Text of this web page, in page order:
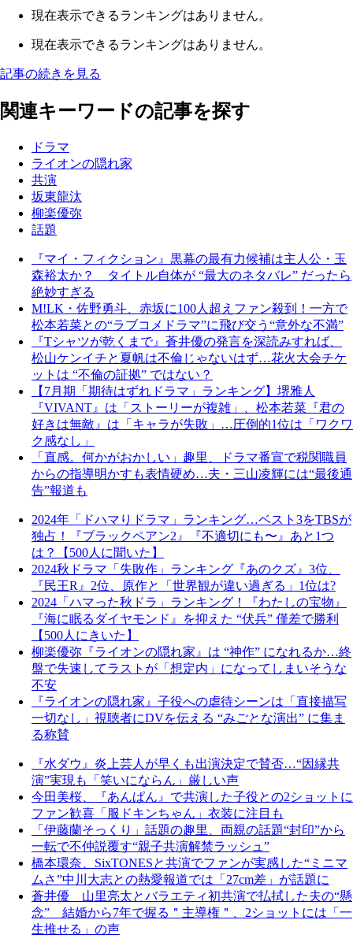
現在表示できるランキングはありません。
現在表示できるランキングはありません。
記事の続きを見る
関連キーワードの記事を探す
ドラマ
ライオンの隠れ家
共演
坂東龍汰
柳楽優弥
話題
『マイ・フィクション』黒幕の最有力候補は主人公・玉
森裕太か？ タイトル自体が “最大のネタバレ” だったら
絶妙すぎる
M!LK・佐野勇斗、赤坂に100人超えファン殺到！一方で
松本若菜との“ラブコメドラマ”に飛び交う“意外な不満”
『Tシャツが乾くまで』蒼井優の発言を深読みすれば、
松山ケンイチと夏帆は不倫じゃないはず…花火大会チケ
ットは “不倫の証拠” ではない？
【7月期「期待はずれドラマ」ランキング】堺雅人
『VIVANT』は「ストーリーが複雑」、松本若菜『君の
好きは無敵』は「キャラが失敗」…圧倒的1位は「ワクワ
ク感なし」
「直感。何かがおかしい」趣里、ドラマ番宣で税関職員
からの指導明かすも表情硬め…夫・三山凌輝には“最後通
告”報道も
2024年「ドハマりドラマ」ランキング…ベスト3をTBSが
独占！『ブラックペアン2』『不適切にも〜』あと1つ
は？【500人に聞いた】
2024秋ドラマ「失敗作」ランキング『あのクズ』3位、
『民王R』2位、原作と「世界観が違い過ぎる」1位は?
2024「ハマった秋ドラ」ランキング！『わたしの宝物』
『海に眠るダイヤモンド』を抑えた “伏兵” 僅差で勝利
【500人にきいた】
柳楽優弥『ライオンの隠れ家』は “神作” になれるか…終
盤で失速してラストが「想定内」になってしまいそうな
不安
『ライオンの隠れ家』子役への虐待シーンは「直接描写
一切なし」視聴者にDVを伝える “みごとな演出” に集ま
る称賛
『水ダウ』炎上芸人が早くも出演決定で賛否…“因縁共
演”実現も「笑いにならん」厳しい声
今田美桜、『あんぱん』で共演した子役との2ショットに
ファン歓喜「服ドキンちゃん」衣装に注目も
「伊藤蘭そっくり」話題の趣里、両親の話題“封印”から
一転で不仲説覆す“親子共演解禁ラッシュ”
橋本環奈、SixTONESと共演でファンが実感した“ミニマ
ムさ”中川大志との熱愛報道では「27cm差」が話題に
蒼井優 山里亮太とバラエティ初共演で払拭した夫の“懸
念” 結婚から7年で握る＂主導権＂、2ショットには「一
生推せる」の声